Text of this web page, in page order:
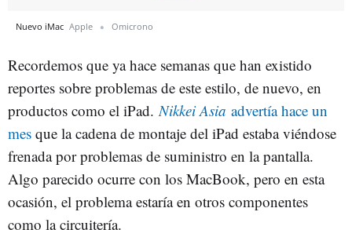
Nuevo iMac Apple Omicrono
Recordemos que ya hace semanas que han existido
reportes sobre problemas de este estilo, de nuevo, en
productos como el iPad. Nikkei Asia advertía hace un
mes que la cadena de montaje del iPad estaba viéndose
frenada por problemas de suministro en la pantalla.
Algo parecido ocurre con los MacBook, pero en esta
ocasión, el problema estaría en otros componentes
como la circuitería.